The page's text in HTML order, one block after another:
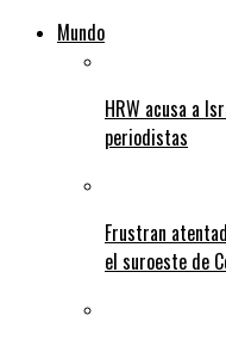
Mundo
HRW acusa a
periodistas
Frustran
el suroeste de